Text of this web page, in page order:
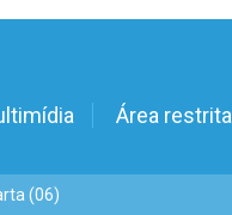
Área restrita
(06)